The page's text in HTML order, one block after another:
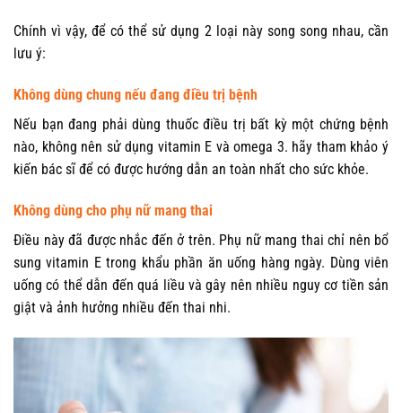
Chính vì vậy, để có thể sử dụng 2 loại này song song nhau, cần
lưu ý:
Không dùng chung nếu đang điều trị bệnh
Nếu bạn đang phải dùng thuốc điều trị bất kỳ một chứng bệnh
nào, không nên sử dụng vitamin E và omega 3. hãy tham khảo ý
kiến bác sĩ để có được hướng dẫn an toàn nhất cho sức khỏe.
Không dùng cho phụ nữ mang thai
Điều này đã được nhắc đến ở trên. Phụ nữ mang thai chỉ nên bổ
sung vitamin E trong khẩu phần ăn uống hàng ngày. Dùng viên
uống có thể dẫn đến quá liều và gây nên nhiều nguy cơ tiền sản
giật và ảnh hưởng nhiều đến thai nhi.